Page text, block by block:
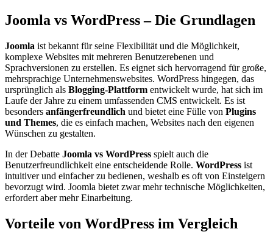
Joomla vs WordPress – Die Grundlagen
Joomla ist bekannt für seine Flexibilität und die Möglichkeit,
komplexe Websites mit mehreren Benutzerebenen und
Sprachversionen zu erstellen. Es eignet sich hervorragend für große,
mehrsprachige Unternehmenswebsites. WordPress hingegen, das
ursprünglich als Blogging-Plattform entwickelt wurde, hat sich im
Laufe der Jahre zu einem umfassenden CMS entwickelt. Es ist
besonders anfängerfreundlich und bietet eine Fülle von Plugins
und Themes, die es einfach machen, Websites nach den eigenen
Wünschen zu gestalten.
In der Debatte Joomla vs WordPress spielt auch die
Benutzerfreundlichkeit eine entscheidende Rolle. WordPress ist
intuitiver und einfacher zu bedienen, weshalb es oft von Einsteigern
bevorzugt wird. Joomla bietet zwar mehr technische Möglichkeiten,
erfordert aber mehr Einarbeitung.
Vorteile von WordPress im Vergleich